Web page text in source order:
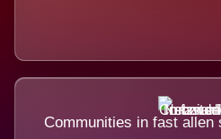
Communities in fast allen